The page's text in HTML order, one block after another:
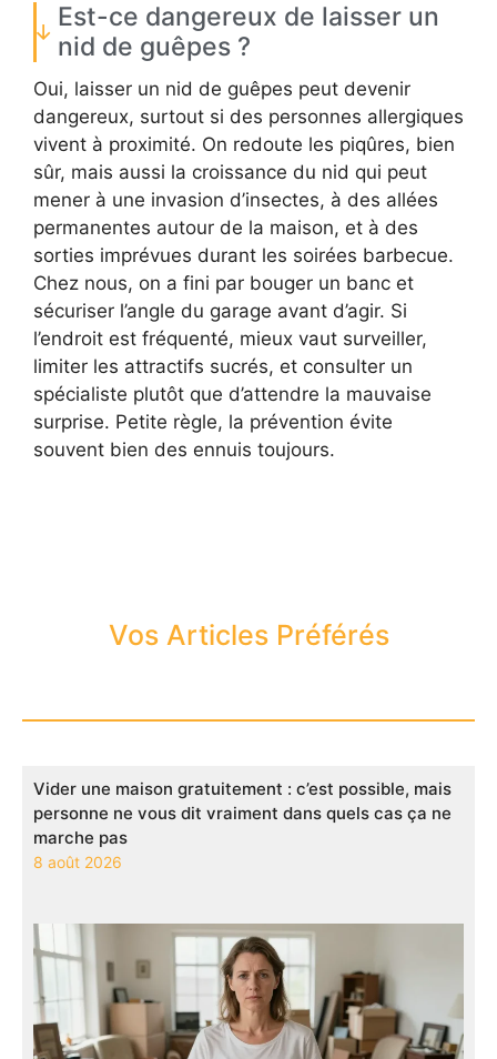
Est-ce dangereux de laisser un
nid de guêpes ?
Oui, laisser un nid de guêpes peut devenir
dangereux, surtout si des personnes allergiques
vivent à proximité. On redoute les piqûres, bien
sûr, mais aussi la croissance du nid qui peut
mener à une invasion d’insectes, à des allées
permanentes autour de la maison, et à des
sorties imprévues durant les soirées barbecue.
Chez nous, on a fini par bouger un banc et
sécuriser l’angle du garage avant d’agir. Si
l’endroit est fréquenté, mieux vaut surveiller,
limiter les attractifs sucrés, et consulter un
spécialiste plutôt que d’attendre la mauvaise
surprise. Petite règle, la prévention évite
souvent bien des ennuis toujours.
Vos Articles Préférés
Vider une maison gratuitement : c’est possible, mais
personne ne vous dit vraiment dans quels cas ça ne
marche pas
8 août 2026